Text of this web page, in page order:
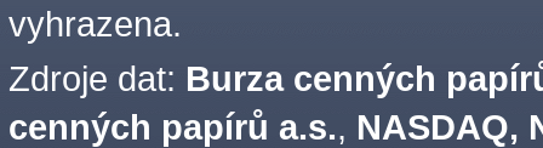
vyhrazena.
Zdroje dat: Burza cenných
cenných papírů a.s., NASDAQ,